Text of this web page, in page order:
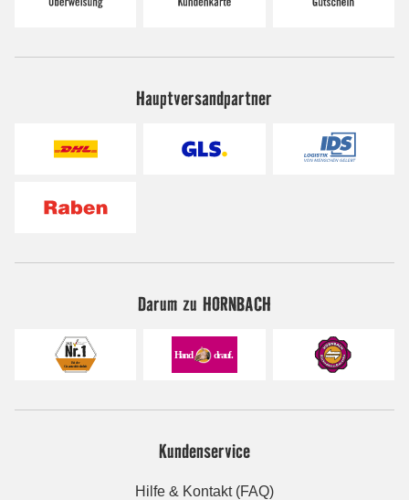
Hauptversandpartner
Darum zu HORNBACH
Kundenservice
Hilfe & Kontakt (FAQ)